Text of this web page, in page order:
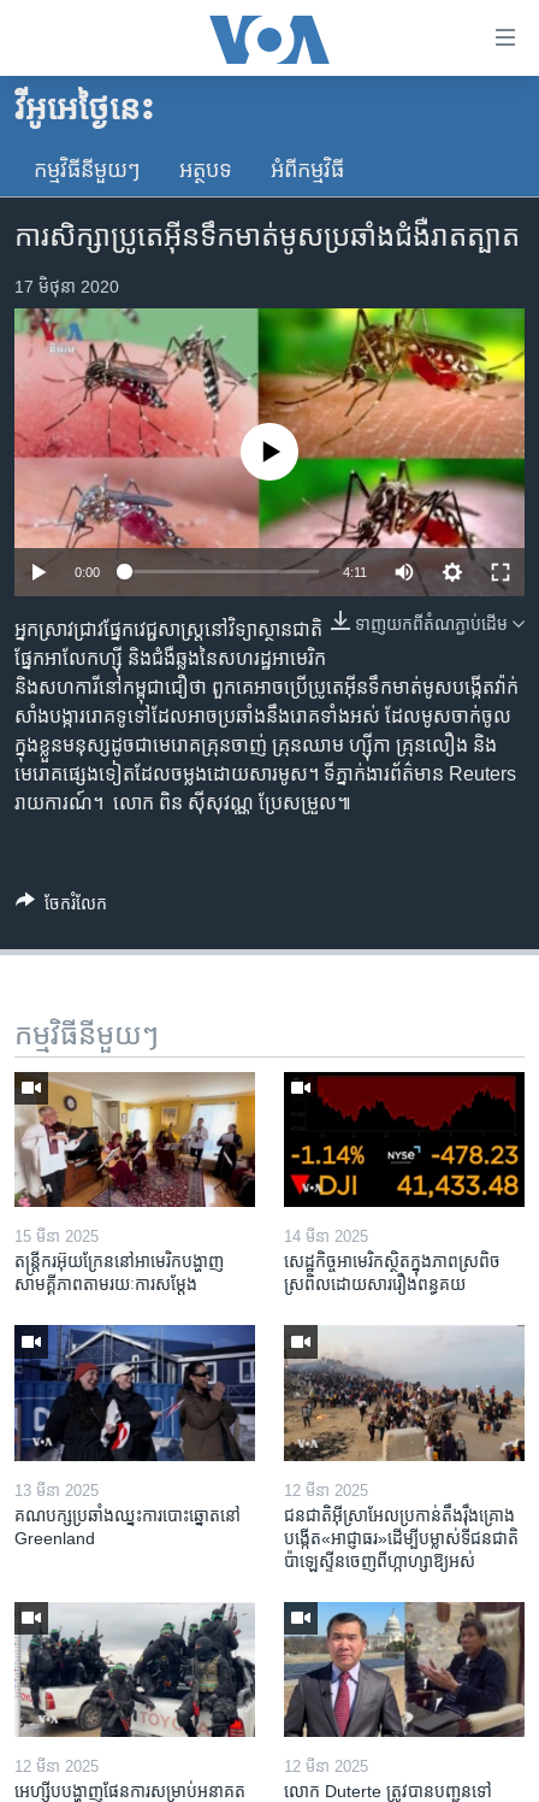
គេហទំព័រ​
ទាក់ទង
និង​
ចូល​
ទំព័រ​
ព័ត៌មាន​​
តែ​
និង​
ចូល​
ទំព័រ​
សម្ព័ន្ធ​
រំលង​
និង​
ចូល​
ទៅ​
កាន់​
ទំព័រ​
ស្វែង​
រក
កម្ពុជា
អន្តរជាតិ
ហេឡូវីអូអេ
កម្ពុជាច្នៃប្រតិដ្ឋ
ព្រឹត្តិការណ៍ព័ត៌មាន
ទូរទស្សន៍ / វីដេអូ​
វិទ្យុ / ផតខាសថ៍
កម្មវិធីទាំងអស់
Khmer English
បណ្តាញ​សង្គម
ភាសា
វីអូអេថ្ងៃនេះ
កម្មវិធី​នីមួយៗ អត្ថបទ​ អំពី​កម្មវិធី​
ការសិក្សា​ប្រូតេអ៊ីន​ទឹកមាត់​មូស​ប្រឆាំង​ជំងឺ​រាតត្បាត
17 មិថុនា 2020
No media source currently available
0:00 4:11
ទាញ​យក​ពី​តំណភ្ជាប់​ដើម
អ្នកស្រាវជ្រាវ​ផ្នែក​វេជ្ជសាស្ត្រ​នៅ​វិទ្យាស្ថាន​ជាតិ​
ផ្នែក​អាលែកហ្សុី និង​ជំងឺ​ឆ្លង​នៃ​សហ​រដ្ឋ​អាមេរិក​
និង​សហការី​នៅ​កម្ពុជា​ជឿ​ថា ពួកគេ​អាច​ប្រើ​ប្រូតេអ៊ីន​ទឹកមាត់​មូស​បង្កើត​វ៉ាក់
សាំង​បង្ការ​រោគ​ទូទៅ​ដែល​អាច​ប្រឆាំង​នឹង​រោគ​ទាំងអស់​ ដែល​មូស​ចាក់​ចូល​
ក្នុង​ខ្លួន​មនុស្ស​ដូចជា​មេរោគ​គ្រុនចាញ់​ គ្រុនឈាម​ ហ្ស៊ីកា​ គ្រុនលឿង​ និង​
មេរោគ​ផ្សេង​ទៀត​ដែល​ចម្លង​ដោយសារ​មូស។ ទីភ្នាក់ងារ​ព័ត៌មាន Reuters
រាយការណ៍។ ​ លោក ពិន ស៊ីសុវណ្ណ ប្រែសម្រួល៕
ចែករំលែក
កម្មវិធី​នីមួយៗ
15 មីនា 2025
តន្ត្រីករ​អ៊ុយក្រែន​នៅ​អាមេរិក​បង្ហាញ​
សាមគ្គីភាព​តាម​រយៈ​ការសម្តែង
14 មីនា 2025
សេដ្ឋកិច្ច​អាមេរិក​ស្ថិត​ក្នុង​ភាពស្រពិច
ស្រពិល​ដោយសារ​រឿង​ពន្ធគយ
13 មីនា 2025
គណបក្ស​ប្រឆាំង​ឈ្នះ​ការបោះឆ្នោត​នៅ
Greenland
12 មីនា 2025
ជនជាតិ​អ៊ីស្រាអែល​ប្រកាន់​តឹងរ៉ឹង​គ្រោង​
បង្កើត​«អាជ្ញាធរ‍»​ដើម្បី​បម្លាស់​ទី​ជនជាតិ​
ប៉ាឡេស្ទីន​ចេញពី​ហ្កាហ្សា​ឱ្យ​អស់
12 មីនា 2025
អេហ្ស៊ីប​បង្ហាញ​ផែនការ​សម្រាប់​អនាគត​
12 មីនា 2025
លោក Duterte ត្រូវ​បាន​បញ្ជូនទៅ